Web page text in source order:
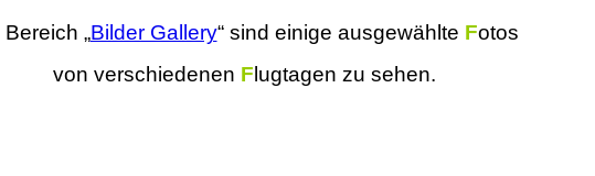
Bereich „Bilder Gallery“ sind einige ausgewählte Fotos
von verschiedenen Flugtagen zu sehen.